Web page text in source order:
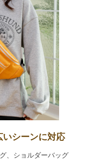
シーンに対応
、ショルダーバッグ